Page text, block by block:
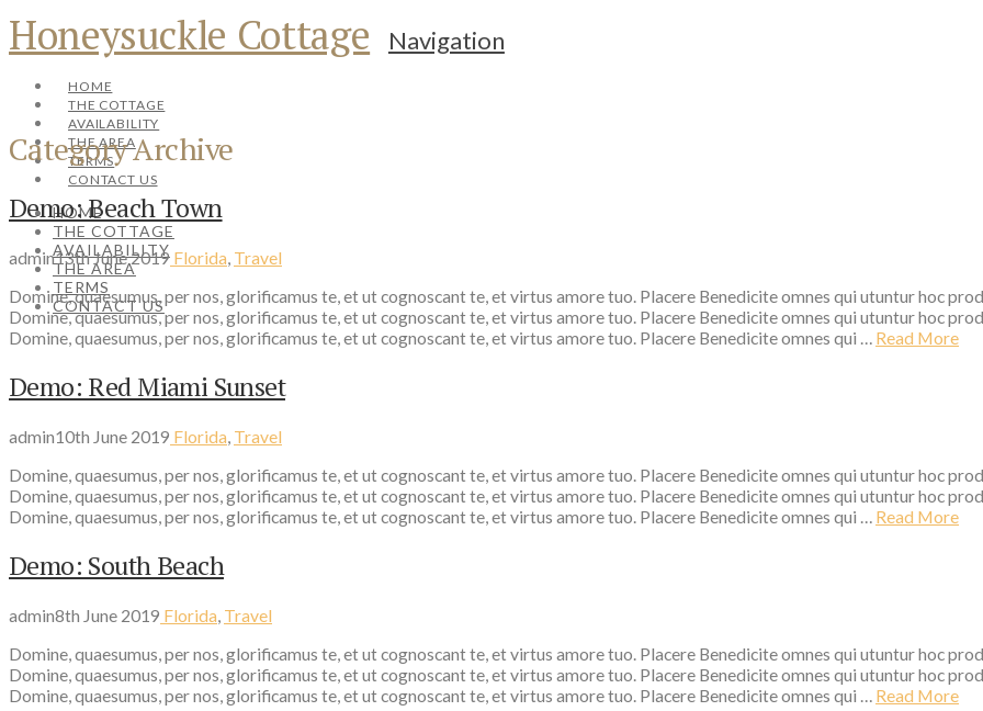
Honeysuckle Cottage Navigation
HOME
THE COTTAGE
AVAILABILITY
THE AREA
TERMS
CONTACT US
HOME
THE COTTAGE
AVAILABILITY
THE AREA
TERMS
CONTACT US
Category Archive
Demo: Beach Town
admin13th June 2019 Florida, Travel
Domine, quaesumus, per nos, glorificamus te, et ut cognoscant te, et virtus amore tuo. Placere Benedicite omnes qui utuntur hoc
Domine, quaesumus, per nos, glorificamus te, et ut cognoscant te, et virtus amore tuo. Placere Benedicite omnes qui utuntur hoc
Domine, quaesumus, per nos, glorificamus te, et ut cognoscant te, et virtus amore tuo. Placere Benedicite omnes qui … Read More
Demo: Red Miami Sunset
admin10th June 2019 Florida, Travel
Domine, quaesumus, per nos, glorificamus te, et ut cognoscant te, et virtus amore tuo. Placere Benedicite omnes qui utuntur hoc
Domine, quaesumus, per nos, glorificamus te, et ut cognoscant te, et virtus amore tuo. Placere Benedicite omnes qui utuntur hoc
Domine, quaesumus, per nos, glorificamus te, et ut cognoscant te, et virtus amore tuo. Placere Benedicite omnes qui … Read More
Demo: South Beach
admin8th June 2019 Florida, Travel
Domine, quaesumus, per nos, glorificamus te, et ut cognoscant te, et virtus amore tuo. Placere Benedicite omnes qui utuntur hoc
Domine, quaesumus, per nos, glorificamus te, et ut cognoscant te, et virtus amore tuo. Placere Benedicite omnes qui utuntur hoc
Domine, quaesumus, per nos, glorificamus te, et ut cognoscant te, et virtus amore tuo. Placere Benedicite omnes qui … Read More